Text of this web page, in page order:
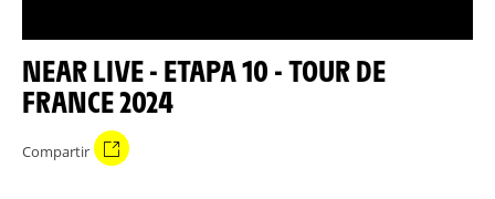
NEAR LIVE - ETAPA 10 - TOUR DE
FRANCE 2024
Compartir